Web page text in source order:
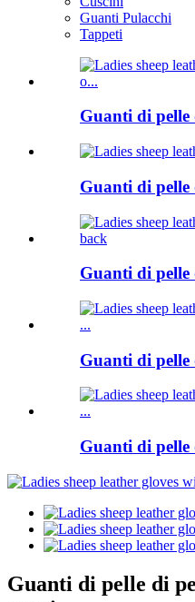
Guanti Pulacchi
Tappeti
Guanti di pelle
Guanti di pelle
Guanti di pelle
Guanti di pelle
Guanti di pelle
Guanti di pelle di